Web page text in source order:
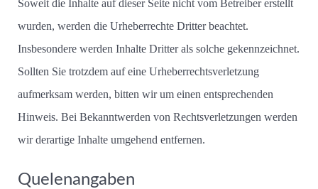
Soweit die Inhalte auf dieser Seite nicht vom Betreiber erstellt
wurden, werden die Urheberrechte Dritter beachtet.
Insbesondere werden Inhalte Dritter als solche gekennzeichnet.
Sollten Sie trotzdem auf eine Urheberrechtsverletzung
aufmerksam werden, bitten wir um einen entsprechenden
Hinweis. Bei Bekanntwerden von Rechtsverletzungen werden
wir derartige Inhalte umgehend entfernen.
Quelenangaben